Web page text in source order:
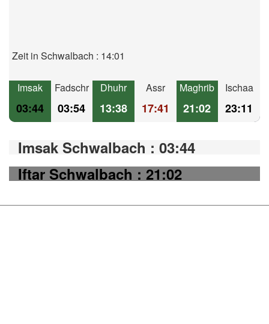
Zeit in Schwalbach : 14:01
Imsak
03:44
Fadschr
03:54
Dhuhr
13:38
Assr
17:41
Maghrib
21:02
Ischaa
23:11
Imsak Schwalbach : 03:44
Iftar Schwalbach : 21:02